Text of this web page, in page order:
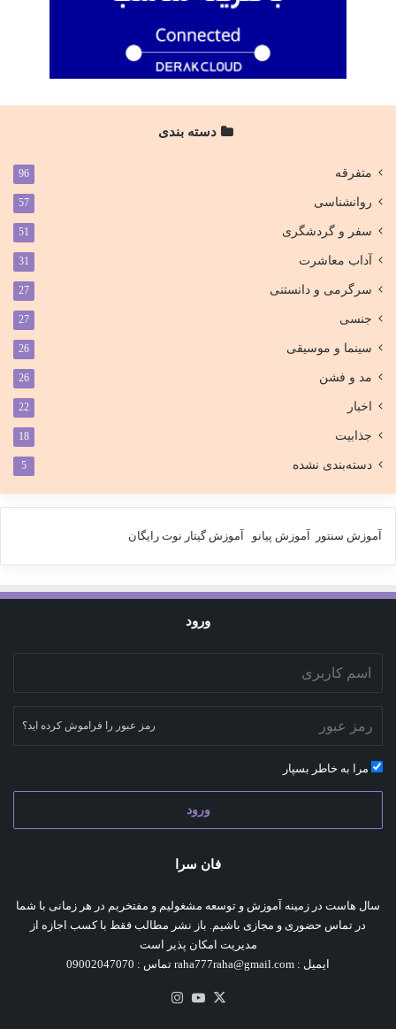
دسته بندی
متفرقه 96
روانشناسی 57
سفر و گردشگری 51
آداب معاشرت 31
سرگرمی و دانستنی 27
جنسی 27
سینما و موسیقی 26
مد و فشن 26
اخبار 22
جذابیت 18
دسته‌بندی نشده 5
آموزش سنتور آموزش پیانو آموزش گیتار نوت رایگان
ورود
رمز عبور را فراموش کرده اید؟
مرا به خاطر بسپار
ورود
فان سرا
سال هاست در زمینه آموزش و توسعه مشغولیم و مفتخریم در هر زمانی با شما
در تماس حضوری و مجازی باشیم. باز نشر مطالب فقط با کسب اجازه از
مدیریت امکان پذیر است
ایمیل : raha777raha@gmail.com تماس : 09002047070
X یوتیوب